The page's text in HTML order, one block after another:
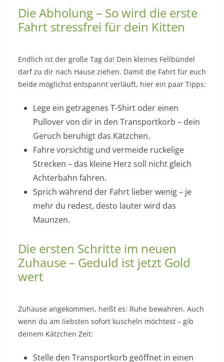
Die Abholung – So wird die erste
Fahrt stressfrei für dein Kitten
Endlich ist der große Tag da! Dein kleines Fellbündel
darf zu dir nach Hause ziehen. Damit die Fahrt für euch
beide möglichst entspannt verläuft, hier ein paar Tipps:
Lege ein getragenes T-Shirt oder einen
Pullover von dir in den Transportkorb – dein
Geruch beruhigt das Kätzchen.
Fahre vorsichtig und vermeide ruckelige
Strecken – das kleine Herz soll nicht gleich
Achterbahn fahren.
Sprich während der Fahrt lieber wenig – je
mehr du redest, desto lauter wird das
Maunzen.
Die ersten Schritte im neuen
Zuhause – Geduld ist jetzt Gold
wert
Zuhause angekommen, heißt es: Ruhe bewahren. Auch
wenn du am liebsten sofort kuscheln möchtest – gib
deinem Kätzchen Zeit:
Stelle den Transportkorb geöffnet in einen